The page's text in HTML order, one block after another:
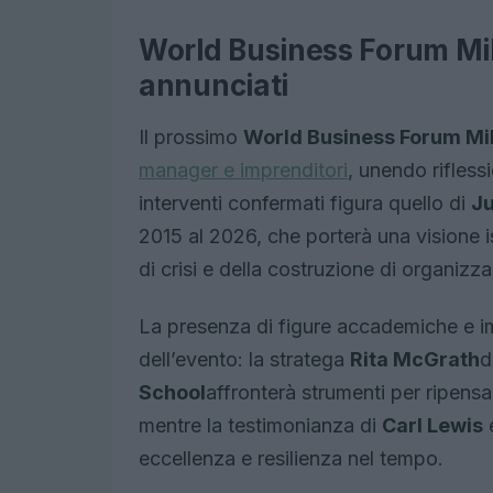
World Business Forum
annunciati
Il prossimo World Business Forum
manager e imprenditori, unendo
interventi confermati figura quello di
2015 al 2026, che porterà una visione
di crisi e della costruzione di
La presenza di figure accademiche e
dell’evento: la stratega Rita McGrath
Schoolaffronterà strumenti per
mentre la testimonianza di Carl Lewis
eccellenza e resilienza nel tempo.